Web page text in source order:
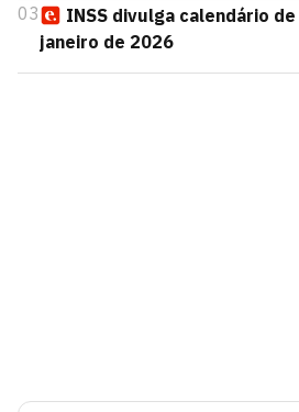
03
INSS divulga calendário
janeiro de 2026